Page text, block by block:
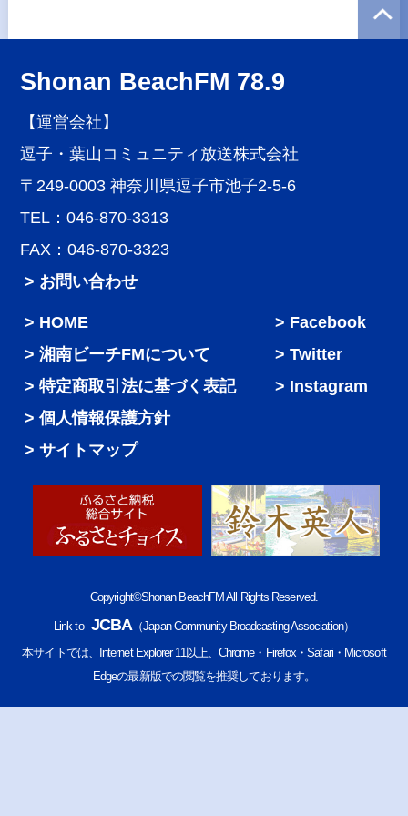
Shonan BeachFM 78.9
【運営会社】
逗子・葉山コミュニティ放送株式会社
〒249-0003 神奈川県逗子市池子2-5-6
TEL：046-870-3313
FAX：046-870-3323
> お問い合わせ
HOME
湘南ビーチFMについて
特定商取引法に基づく表記
個人情報保護方針
サイトマップ
Facebook
Twitter
Instagram
Copyright©Shonan BeachFM All Rights Reserved.
Link to JCBA（Japan Community Broadcasting Association）
本サイトでは、Internet Explorer 11以上、Chrome・Firefox・Safari・Microsoft
Edgeの最新版での閲覧を推奨しております。